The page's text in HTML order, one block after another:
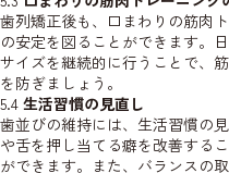
歯列矯正後も、口まわりの筋肉
の安定を図ることができます。
サイズを継続的に行うことで、
を防ぎましょう。
5.4 生活習慣の見直し
歯並びの維持には、生活習慣の
や舌を押し当てる癖を改善する
ができます。また、バランスの